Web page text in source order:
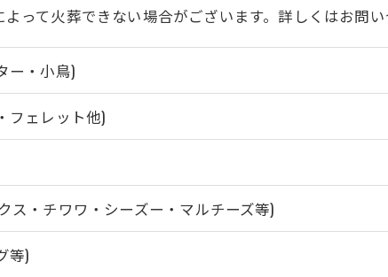
って火葬できない場合がございます。詳しくはお問い
ー・小鳥)
フェレット他)
ス・チワワ・シーズー・マルチーズ等)
等)